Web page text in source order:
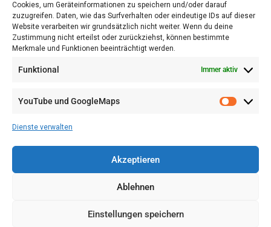
Cookies, um Geräteinformationen zu speichern und/oder darauf
zuzugreifen. Daten, wie das Surfverhalten oder eindeutige IDs auf dieser
Website verarbeiten wir grundsätzlich nicht weiter. Wenn du deine
Zustimmung nicht erteilst oder zurückziehst, können bestimmte
Merkmale und Funktionen beeinträchtigt werden.
Funktional Immer aktiv
YouTube und GoogleMaps
Dienste verwalten
Akzeptieren
Ablehnen
Einstellungen speichern